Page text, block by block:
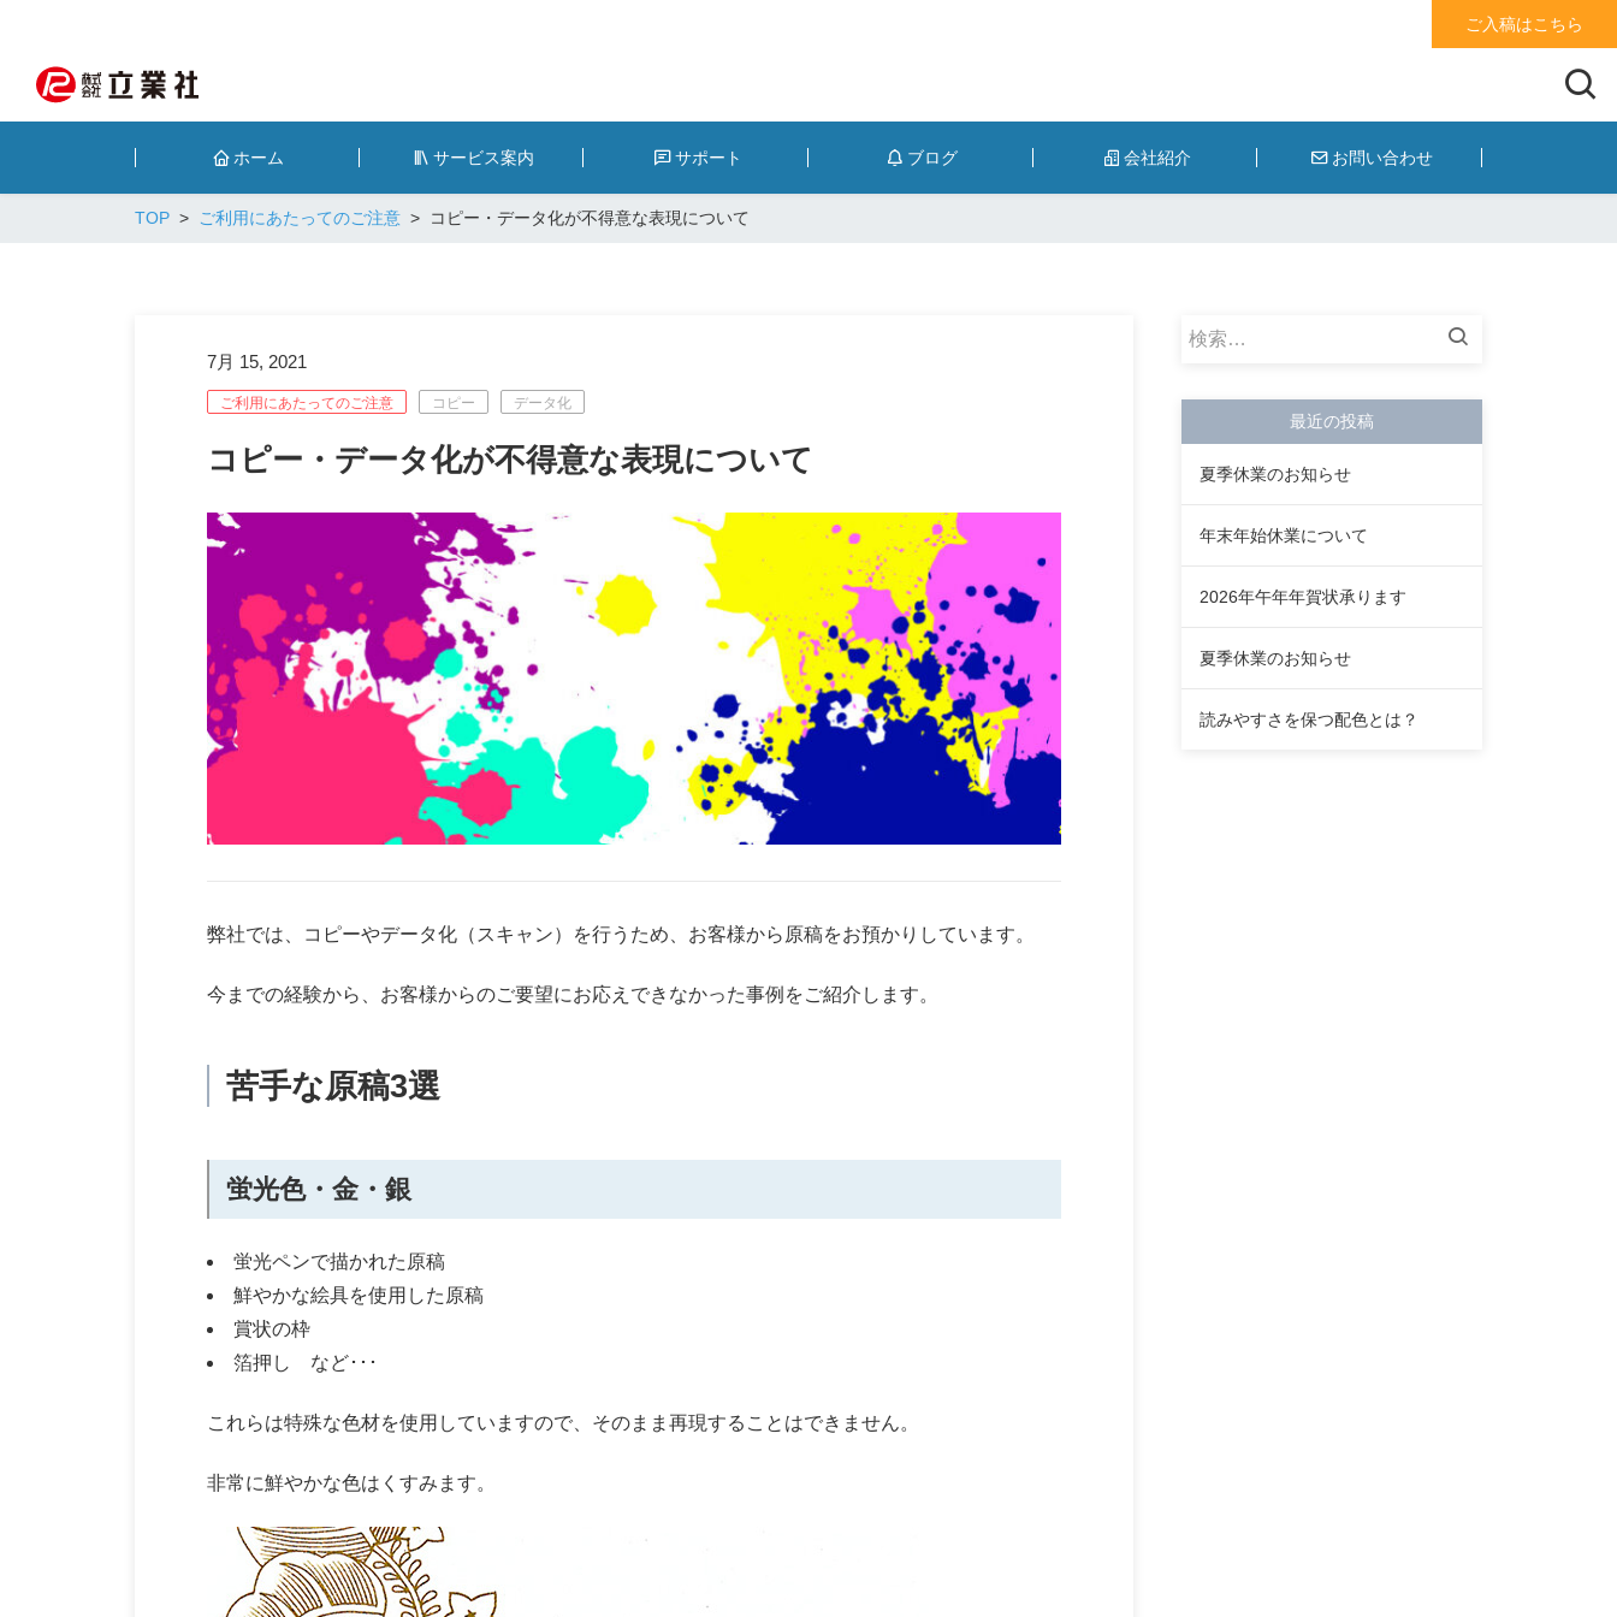
ご入稿はこちら
ホーム サービス案内 サポート ブログ 会社紹介 お問い合わせ
TOP ご利用にあたってのご注意 コピー・データ化が不得意な表現について
7月 15, 2021
ご利用にあたってのご注意 コピー データ化
コピー・データ化が不得意な表現について
弊社では、コピーやデータ化（スキャン）を行うため、お客様から原稿をお預かりしています。
今までの経験から、お客様からのご要望にお応えできなかった事例をご紹介します。
苦手な原稿3選
蛍光色・金・銀
蛍光ペンで描かれた原稿
鮮やかな絵具を使用した原稿
賞状の枠
箔押し など･･･
これらは特殊な色材を使用していますので、そのまま再現することはできません。
非常に鮮やかな色はくすみます。
検
最近の投稿
夏季休業のお知らせ
年末年始休業について
2026年午年年賀状承ります
夏季休業のお知らせ
読みやすさを保つ配色とは？